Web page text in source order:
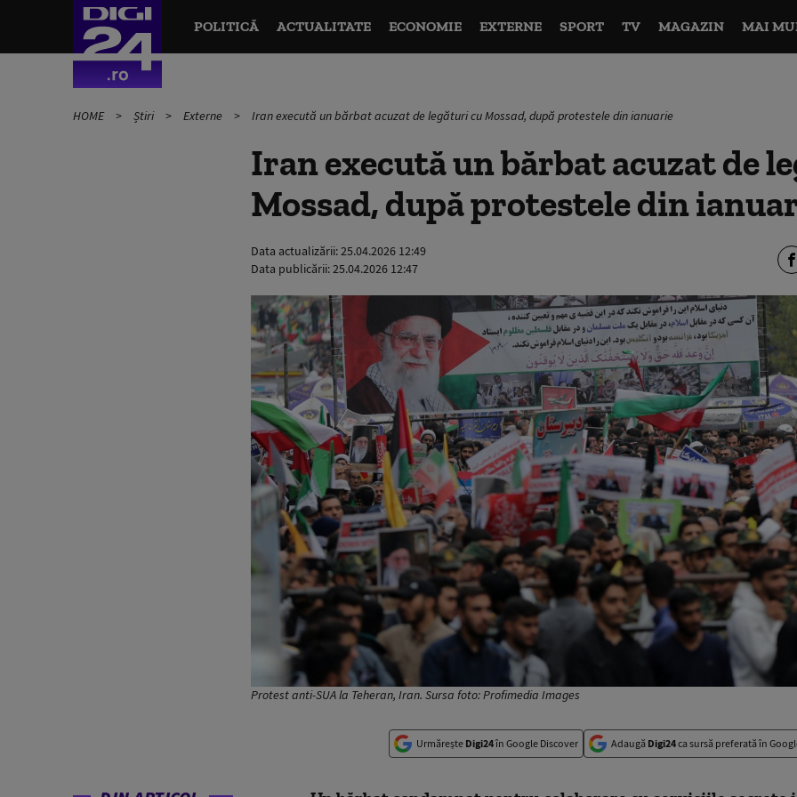
POLITICĂ ACTUALITATE ECONOMIE EXTERNE SPORT TV MAGAZIN MAI
HOME Știri Externe Iran execută un bărbat acuzat de legături cu Mossad, după protestele din ianuarie
Iran execută un bărbat acuzat de
Mossad, după protestele din
Data actualizării:25.04.2026 12:49
Data publicării:25.04.2026 12:47
Protest anti-SUA la Teheran, Iran. Sursa foto: Profimedia Images
Urmărește Digi24în Google Discover Adaugă Digi24ca sursă preferată în